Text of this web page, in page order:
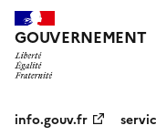
GOUVERNEMENT
info.gouv.fr